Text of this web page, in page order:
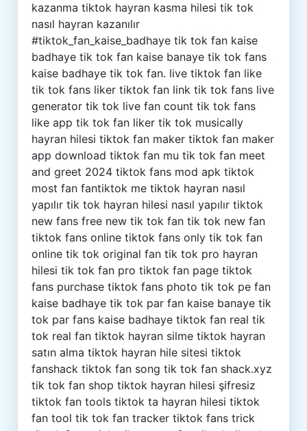
kazanma tiktok hayran kasma hilesi tik tok
nasıl hayran kazanılır
#tiktok_fan_kaise_badhaye tik tok fan kaise
badhaye tik tok fan kaise banaye tik tok fans
kaise badhaye tik tok fan. live tiktok fan like
tik tok fans liker tiktok fan link tik tok fans live
generator tik tok live fan count tik tok fans
like app tik tok fan liker tik tok musically
hayran hilesi tiktok fan maker tiktok fan maker
app download tiktok fan mu tik tok fan meet
and greet 2024 tiktok fans mod apk tiktok
most fan fantiktok me tiktok hayran nasıl
yapılır tik tok hayran hilesi nasıl yapılır tiktok
new fans free new tik tok fan tik tok new fan
tiktok fans online tiktok fans only tik tok fan
online tik tok original fan tik tok pro hayran
hilesi tik tok fan pro tiktok fan page tiktok
fans purchase tiktok fans photo tik tok pe fan
kaise badhaye tik tok par fan kaise banaye tik
tok par fans kaise badhaye tiktok fan real tik
tok real fan tiktok hayran silme tiktok hayran
satın alma tiktok hayran hile sitesi tiktok
fanshack tiktok fan song tik tok fan shack.xyz
tik tok fan shop tiktok hayran hilesi şifresiz
tiktok fan tools tiktok ta hayran hilesi tiktok
fan tool tik tok fan tracker tiktok fans trick